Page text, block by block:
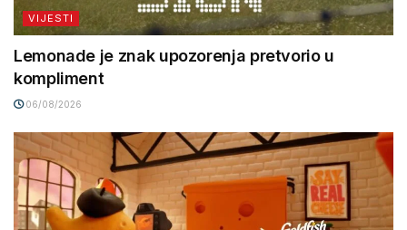
VIJESTI
Lemonade je znak upozorenja pretvorio u
kompliment
06/08/2026